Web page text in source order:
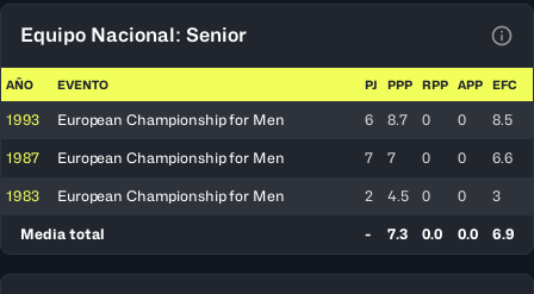
Equipo Nacional: Senior
AÑO EVENTO PJ PPP RPP APP EFC
1993 European Championship for Men 6 8.7 0 0 8.5
1987 European Championship for Men 7 7 0 0 6.6
1983 European Championship for Men 2 4.5 0 0 3
Media total - 7.3 0.0 0.0 6.9